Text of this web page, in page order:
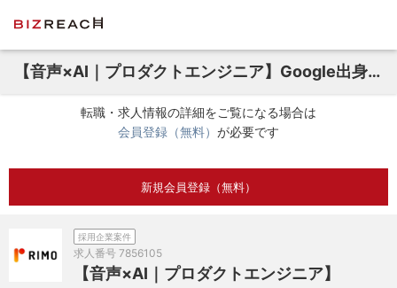
【音声×AI｜プロダクトエンジニア】Google出身代表と共に会議AIエージェント事業の創出に挑むエンジニア募集！＜リモート可 / フレックス勤務＞
転職・求人情報の詳細をご覧になる場合は
会員登録（無料） が必要です
新規会員登録（無料）
採用企業案件
求人番号 7856105
【音声×AI｜プロダクトエンジニア】